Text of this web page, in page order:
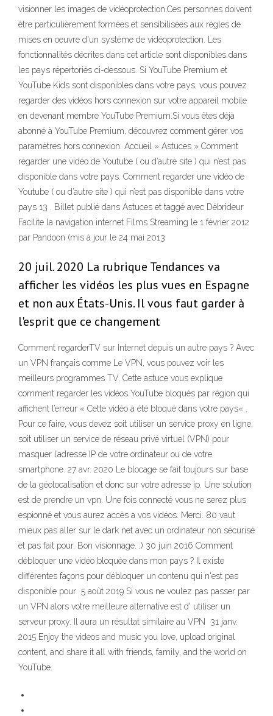
visionner les images de vidéoprotection.Ces personnes doivent
être particulièrement formées et sensibilisées aux règles de
mises en oeuvre d'un système de vidéoprotection. Les
fonctionnalités décrites dans cet article sont disponibles dans
les pays répertoriés ci-dessous. Si YouTube Premium et
YouTube Kids sont disponibles dans votre pays, vous pouvez
regarder des vidéos hors connexion sur votre appareil mobile
en devenant membre YouTube Premium.Si vous êtes déjà
abonné à YouTube Premium, découvrez comment gérer vos
paramètres hors connexion. Accueil » Astuces » Comment
regarder une vidéo de Youtube ( ou d’autre site ) qui n’est pas
disponible dans votre pays. Comment regarder une vidéo de
Youtube ( ou d’autre site ) qui n’est pas disponible dans votre
pays 13 . Billet publié dans Astuces et taggé avec Débrideur
Facilite la navigation internet Films Streaming le 1 février 2012
par Pandoon (mis à jour le 24 mai 2013
20 juil. 2020 La rubrique Tendances va
afficher les vidéos les plus vues en Espagne
et non aux États-Unis. Il vous faut garder à
l'esprit que ce changement
Comment regarderTV sur Internet depuis un autre pays ? Avec
un VPN français comme Le VPN, vous pouvez voir les
meilleurs programmes TV. Cette astuce vous explique
comment regarder les vidéos YouTube bloqués par région qui
affichent l’erreur « Cette vidéo à été bloqué dans votre pays« .
Pour ce faire, vous devez soit utiliser un service proxy en ligne,
soit utiliser un service de réseau privé virtuel (VPN) pour
masquer l’adresse IP de votre ordinateur ou de votre
smartphone. 27 avr. 2020 Le blocage se fait toujours sur base
de la géolocalisation et donc sur votre adresse ip. Une solution
est de prendre un vpn. Une fois connecté vous ne serez plus
espionné et vous aurez accès a vos vidéos. Merci. 80 vaut
mieux pas aller sur le dark net avec un ordinateur non sécurisé
et pas fait pour. Bon visionnage. ;) 30 juin 2016 Comment
débloquer une vidéo bloquée dans mon pays ? Il existe
différentes façons pour débloquer un contenu qui n'est pas
disponible pour 5 août 2019 Si vous ne voulez pas passer par
un VPN alors votre meilleure alternative est d' utiliser un
serveur proxy. Il aura un résultat similaire au VPN 31 janv.
2015 Enjoy the videos and music you love, upload original
content, and share it all with friends, family, and the world on
YouTube.